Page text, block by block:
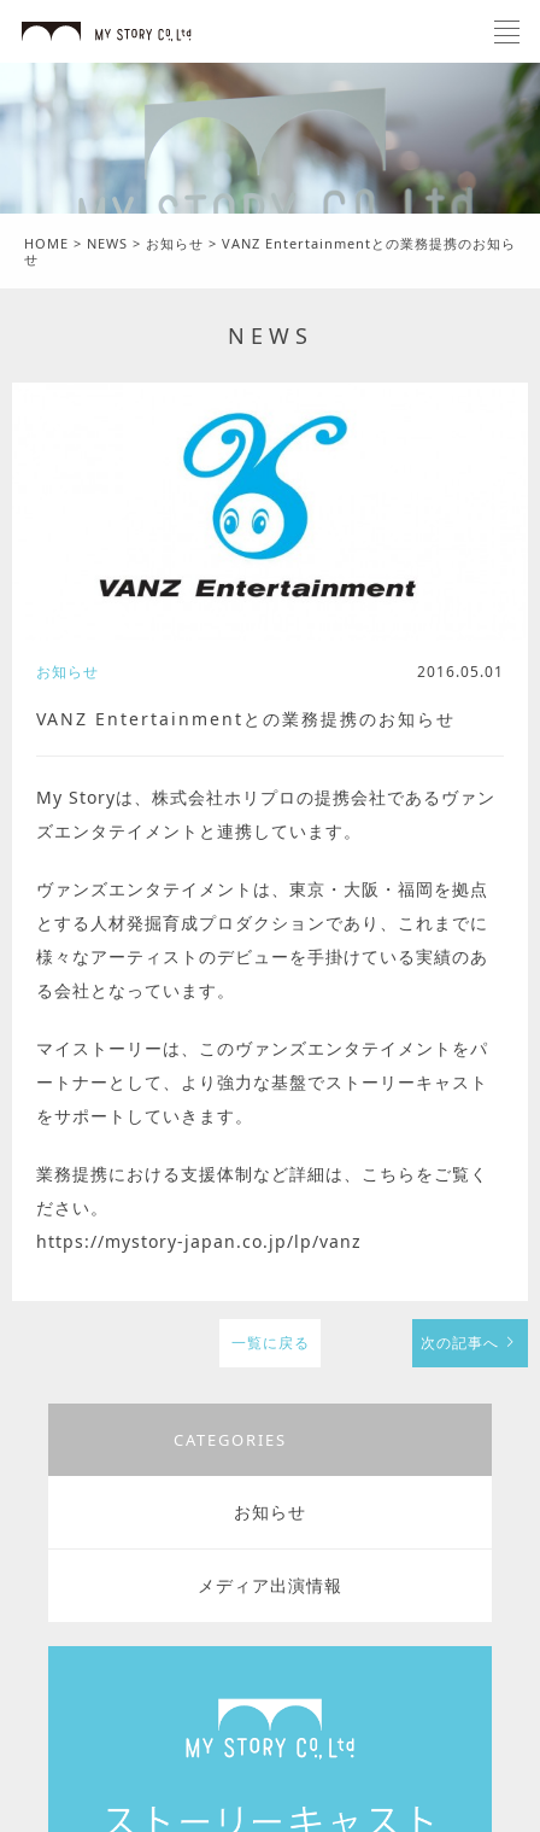
HOME > NEWS > お知らせ > VANZ Entertainmentとの業務提携のお知ら
せ
NEWS
VANZ Entertainmentとの業務提携のお知らせ
お知らせ 2016.05.01
My Storyは、株式会社ホリプロの提携会社であるヴァン
ズエンタテイメントと連携しています。
ヴァンズエンタテイメントは、東京・大阪・福岡を拠点
とする人材発掘育成プロダクションであり、これまでに
様々なアーティストのデビューを手掛けている実績のあ
る会社となっています。
マイストーリーは、このヴァンズエンタテイメントをパ
ートナーとして、より強力な基盤でストーリーキャスト
をサポートしていきます。
業務提携における支援体制など詳細は、こちらをご覧く
ださい。
https://mystory-japan.co.jp/lp/vanz
一覧に戻る 次の記事へ
CATEGORIES
お知らせ
メディア出演情報